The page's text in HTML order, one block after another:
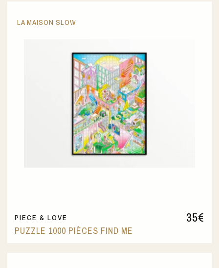
35€
PIECE & LOVE
PUZZLE 1000 PIÈCES FIND ME
LA MAISON SLOW